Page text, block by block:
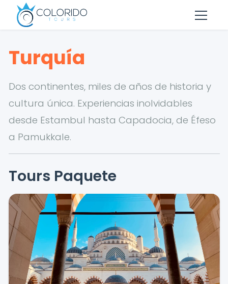
Skip to main content
Turquía
Dos continentes, miles de años de historia y
cultura única. Experiencias inolvidables
desde Estambul hasta Capadocia, de Éfeso
a Pamukkale.
Tours Paquete